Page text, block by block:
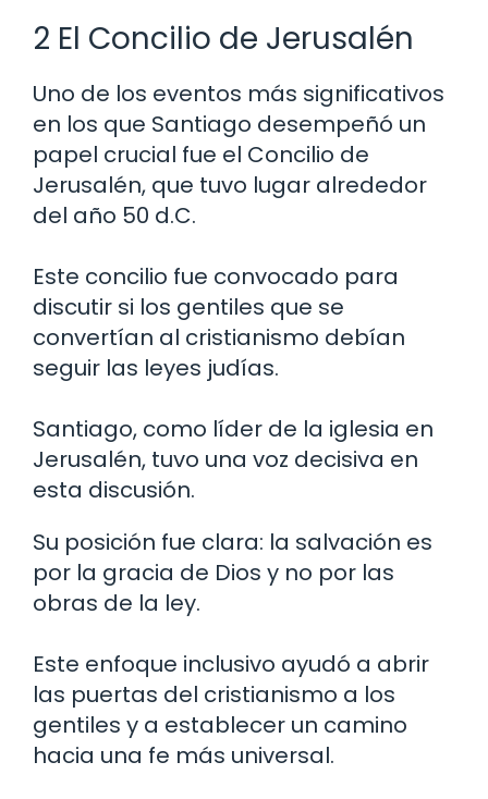
2 El Concilio de Jerusalén
Uno de los eventos más significativos
en los que Santiago desempeñó un
papel crucial fue el Concilio de
Jerusalén, que tuvo lugar alrededor
del año 50 d.C.
Este concilio fue convocado para
discutir si los gentiles que se
convertían al cristianismo debían
seguir las leyes judías.
Santiago, como líder de la iglesia en
Jerusalén, tuvo una voz decisiva en
esta discusión.
Su posición fue clara: la salvación es
por la gracia de Dios y no por las
obras de la ley.
Este enfoque inclusivo ayudó a abrir
las puertas del cristianismo a los
gentiles y a establecer un camino
hacia una fe más universal.